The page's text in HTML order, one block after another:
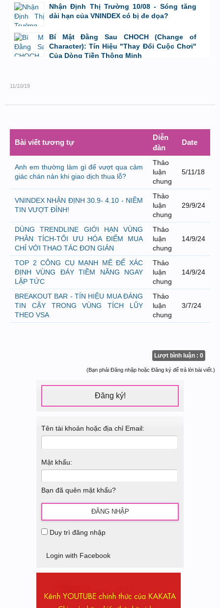
Nhận Định Thị Trường 10/08 - Sóng tăng
dài hạn của VNINDEX có bị đe dọa?
bởi Tuấn Thành, 9/8/26 lúc 23:08
Bí Mật Đằng Sau CHOCH (Change of
Character): Tín Hiệu "Thay Đổi Cuộc Chơi"
Của Dòng Tiền Thông Minh
11/10/19
Bài viết tương tự
Diễn
đàn
Date
Anh em thường làm gì để vượt qua cảm
giác chán nản khi giao dịch thua lỗ?
Thảo
luận
chung
5/11/18
VNINDEX NHẬN ĐỊNH 30.9- 4.10 - NIỀM
TIN VƯỢT ĐỈNH!
Thảo
luận
chung
29/9/24
DÙNG TRENDLINE GIỚI HẠN VÙNG
PHÂN TÍCH-TỐI ƯU HÓA ĐIỂM MUA
CHỈ VỚI THAO TÁC ĐƠN GIẢN
Thảo
luận
chung
14/9/24
TOP 2 CÔNG CỤ MẠNH MẼ ĐỂ XÁC
ĐỊNH VÙNG ĐÁY TIỀM NĂNG NGAY
LẶP TỨC
Thảo
luận
chung
14/9/24
BREAKOUT BAR - TÍN HIỆU MUA ĐÁNG
TIN CẬY TRONG VÙNG TÍCH LŨY
THEO VSA
Thảo
luận
chung
3/7/24
Lượt bình luận : 0
(Bạn phải Đăng nhập hoặc Đăng ký để trả lời bài viết.)
Đăng ký!
Tên tài khoản hoặc địa chỉ Email:
Mật khẩu:
Bạn đã quên mật khẩu?
Duy trì đăng nhập
Login with Facebook